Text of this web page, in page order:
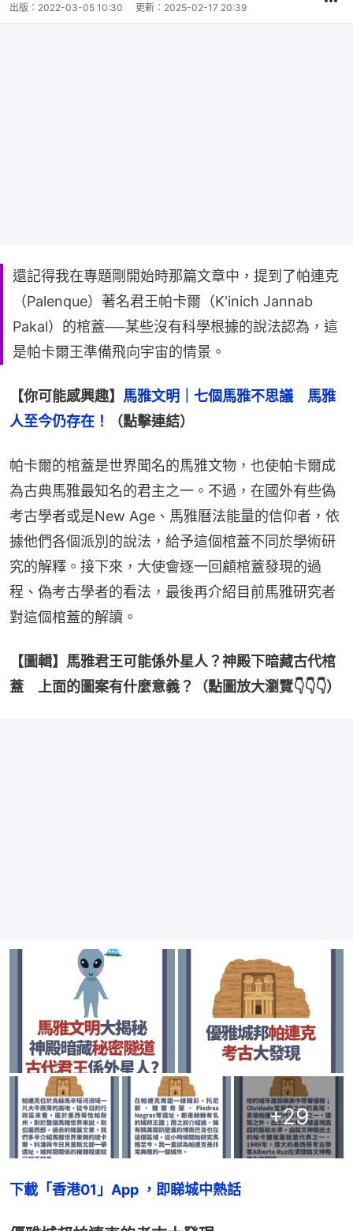
出版： 2022-03-05 10:30 更新： 2025-02-17 20:39
還記得我在專題剛開始時那篇文章中，提到了帕連克
（Palenque）著名君王帕卡爾（K'inich Jannab
Pakal）的棺蓋──某些沒有科學根據的說法認為，這
是帕卡爾王準備飛向宇宙的情景。
【你可能感興趣】 馬雅文明｜七個馬雅不思議　馬雅
人至今仍存在！
（點擊連結）
帕卡爾的棺蓋是世界聞名的馬雅文物，也使帕卡爾成
為古典馬雅最知名的君主之一。不過，在國外有些偽
考古學者或是New Age、馬雅曆法能量的信仰者，依
據他們各個派別的說法，給予這個棺蓋不同於學術研
究的解釋。接下來，大使會逐一回顧棺蓋發現的過
程、偽考古學者的看法，最後再介紹目前馬雅研究者
對這個棺蓋的解讀。
【圖輯】馬雅君王可能係外星人？神殿下暗藏古代棺
蓋　上面的圖案有什麼意義？（點圖放大瀏覽👇👇👇）
+29
下載「香港01」App ，即睇城中熱話